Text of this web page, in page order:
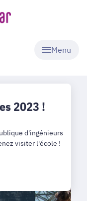
Menu
2023 !
d'ingénieurs
visiter l'école !